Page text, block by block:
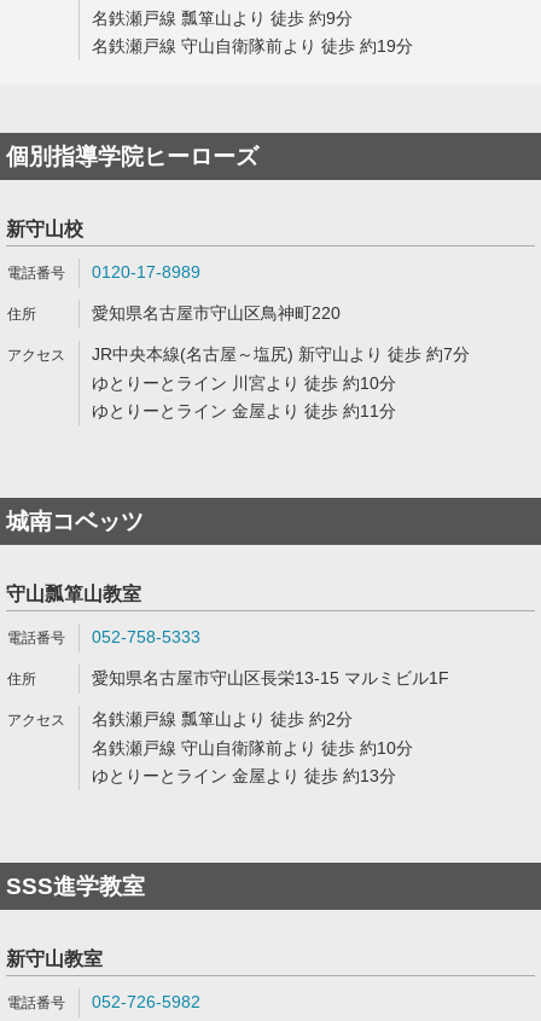
名鉄瀬戸線 瓢箪山より 徒歩 約9分
名鉄瀬戸線 守山自衛隊前より 徒歩 約19分
個別指導学院ヒーローズ
新守山校
0120-17-8989
愛知県名古屋市守山区鳥神町220
JR中央本線(名古屋～塩尻) 新守山より 徒歩 約7分
ゆとりーとライン 川宮より 徒歩 約10分
ゆとりーとライン 金屋より 徒歩 約11分
城南コベッツ
守山瓢箪山教室
052-758-5333
愛知県名古屋市守山区長栄13-15 マルミビル1F
名鉄瀬戸線 瓢箪山より 徒歩 約2分
名鉄瀬戸線 守山自衛隊前より 徒歩 約10分
ゆとりーとライン 金屋より 徒歩 約13分
SSS進学教室
新守山教室
052-726-5982